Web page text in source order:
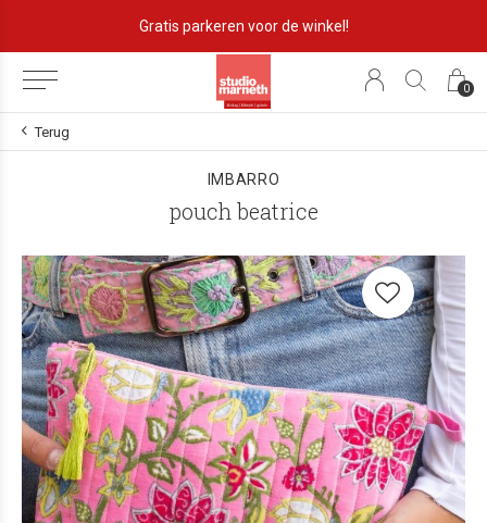
0
Gratis parkeren voor de winkel!
Terug
IMBARRO
pouch beatrice